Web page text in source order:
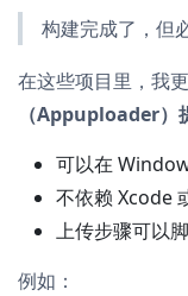
构建完成了，但
在这些项目里，我
（Appuploader）
可以在
不依赖 Xcode
上传步骤可以
例如：